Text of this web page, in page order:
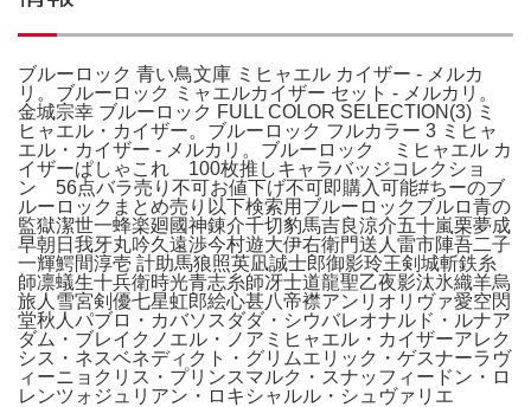
ブルーロック 青い鳥文庫 ミヒャエル カイザー - メルカ
リ。ブルーロック ミャエルカイザー セット - メルカリ。
金城宗幸 ブルーロック FULL COLOR SELECTION(3) ミ
ヒャエル・カイザー。ブルーロック フルカラー 3 ミヒャ
エル・カイザー - メルカリ。ブルーロック ミヒャエル カ
イザーぱしゃこれ 100枚推しキャラバッジコレクショ
ン 56点バラ売り不可お値下げ不可即購入可能#ちーのブ
ルーロックまとめ売り以下検索用ブルーロックブルロ青の
監獄潔世一蜂楽廻國神錬介千切豹馬吉良涼介五十嵐栗夢成
早朝日我牙丸吟久遠渉今村遊大伊右衛門送人雷市陣吾二子
一輝鰐間淳壱 計助馬狼照英凪誠士郎御影玲王剣城斬鉄糸
師凛蟻生十兵衛時光青志糸師冴士道龍聖乙夜影汰氷織羊烏
旅人雪宮剣優七星虹郎絵心甚八帝襟アンリオリヴァ愛空閃
堂秋人パブロ・カバソスダダ・シウバレオナルド・ルナア
ダム・ブレイクノエル・ノアミヒャエル・カイザーアレク
シス・ネスベネディクト・グリムエリック・ゲスナーラヴ
ィーニョクリス・プリンスマルク・スナッフィードン・ロ
レンツォジュリアン・ロキシャルル・シュヴァリエ